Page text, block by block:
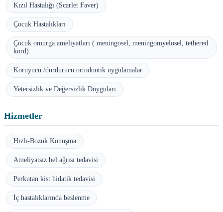
Kızıl Hastalığı (Scarlet Faver)
Çocuk Hastalıkları
Çocuk omurga ameliyatları ( meningosel, meningomyelosel, tethered
kord)
Koruyucu /durdurucu ortodontik uygulamalar
Yetersizlik ve Değersizlik Duyguları
Hizmetler
Hızlı-Bozuk Konuşma
Ameliyatsız bel ağrısı tedavisi
Perkutan kist hidatik tedavisi
İç hastalıklarında beslenme